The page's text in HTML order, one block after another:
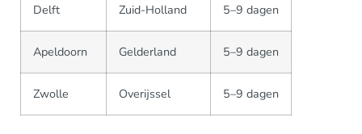
Delft Zuid-Holland 5–9 dagen
Apeldoorn Gelderland 5–9 dagen
Zwolle Overijssel 5–9 dagen